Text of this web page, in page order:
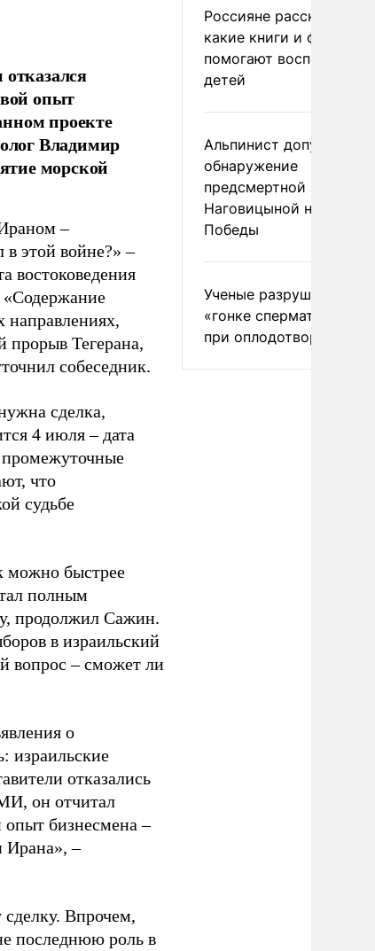
опыт
проекте
Владимир
морской
–
этой войне?» –
востоковедения
«Содержание
направлениях,
прорыв Тегерана,
собеседник.
сделка,
4 июля – дата
что
судьбе
можно быстрее
полным
продолжил Сажин.
в израильский
вопрос – сможет ли
о
израильские
отказались
он отчитал
бизнесмена –
Ирана», –
Впрочем,
последнюю роль в
Россияне рассказали,
какие книги и фильмы
помогают воспитывать
детей
Альпинист допустил
обнаружение
предсмертной записки
Наговицыной на пике
Победы
Ученые разрушили миф
«гонке
при оплодотворении